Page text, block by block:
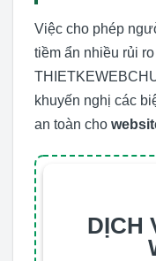
Việc cho phép
tiềm ẩn nhiều rủi
khuyến nghị các
an toàn cho
DỊCH